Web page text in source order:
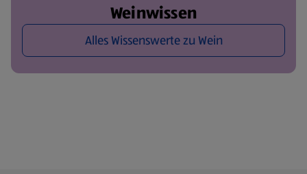
Weinwissen
Alles Wissenswerte zu Wein